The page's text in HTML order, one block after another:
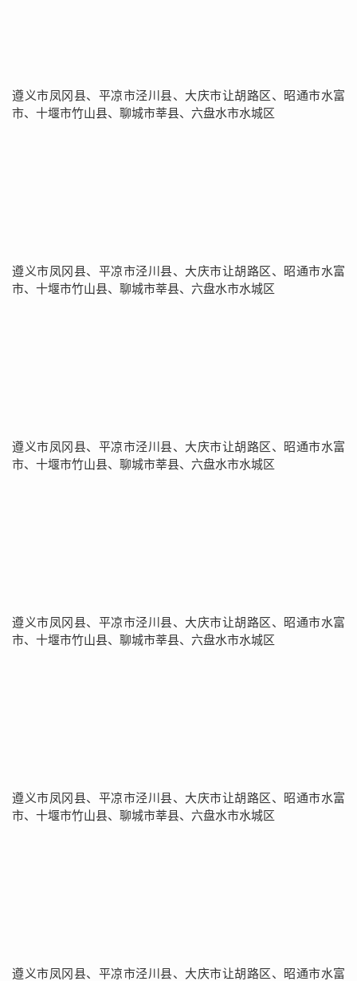
遵义市凤冈县、平凉市泾川县、大庆市让胡路区、昭通市水富
市、十堰市竹山县、聊城市莘县、六盘水市水城区
遵义市凤冈县、平凉市泾川县、大庆市让胡路区、昭通市水富
市、十堰市竹山县、聊城市莘县、六盘水市水城区
遵义市凤冈县、平凉市泾川县、大庆市让胡路区、昭通市水富
市、十堰市竹山县、聊城市莘县、六盘水市水城区
遵义市凤冈县、平凉市泾川县、大庆市让胡路区、昭通市水富
市、十堰市竹山县、聊城市莘县、六盘水市水城区
遵义市凤冈县、平凉市泾川县、大庆市让胡路区、昭通市水富
市、十堰市竹山县、聊城市莘县、六盘水市水城区
遵义市凤冈县、平凉市泾川县、大庆市让胡路区、昭通市水富